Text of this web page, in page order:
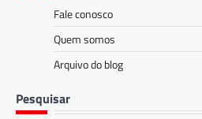
Fale conosco
Quem somos
Arquivo do blog
Pesquisar